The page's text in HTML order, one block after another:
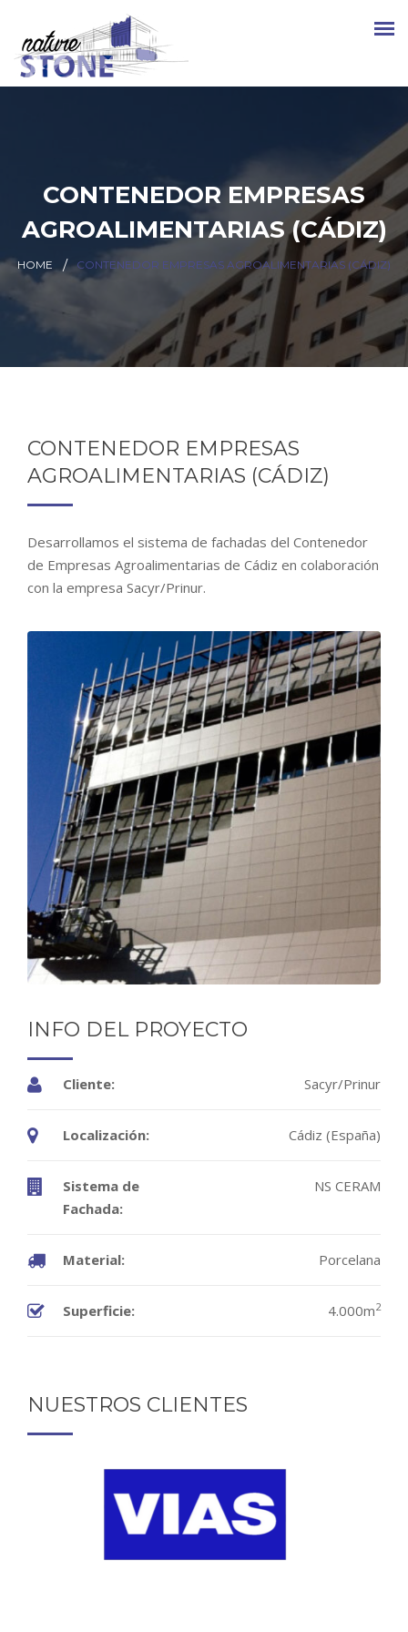
CONTENEDOR EMPRESAS
AGROALIMENTARIAS (CÁDIZ)
HOME CONTENEDOR EMPRESAS AGROALIMENTARIAS (CÁDIZ)
CONTENEDOR EMPRESAS
AGROALIMENTARIAS (CÁDIZ)
Desarrollamos el sistema de fachadas del Contenedor
de Empresas Agroalimentarias de Cádiz en colaboración
con la empresa Sacyr/Prinur.
INFO DEL PROYECTO
Cliente: Sacyr/Prinur
Localización: Cádiz (España)
Sistema de
Fachada:
NS CERAM
Material: Porcelana
Superficie: 4.000m2
NUESTROS CLIENTES